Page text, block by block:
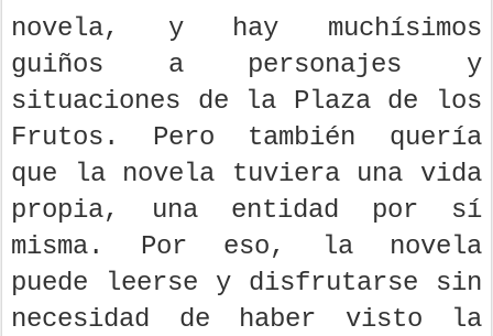
novela, y hay muchísimos
guiños a personajes y
situaciones de la Plaza de los
Frutos. Pero también quería
que la novela tuviera una vida
propia, una entidad por sí
misma. Por eso, la novela
puede leerse y disfrutarse sin
necesidad de haber visto la